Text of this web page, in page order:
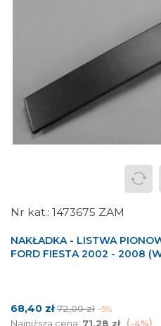
1473675 ZAM
NAKŁADKA - LISTWA
FORD FIESTA 2002 - 2008
Cena
68,40 zł Cena
podstawowa
72,00 zł -5%
Najniższa cena: 71,28 zł -4%